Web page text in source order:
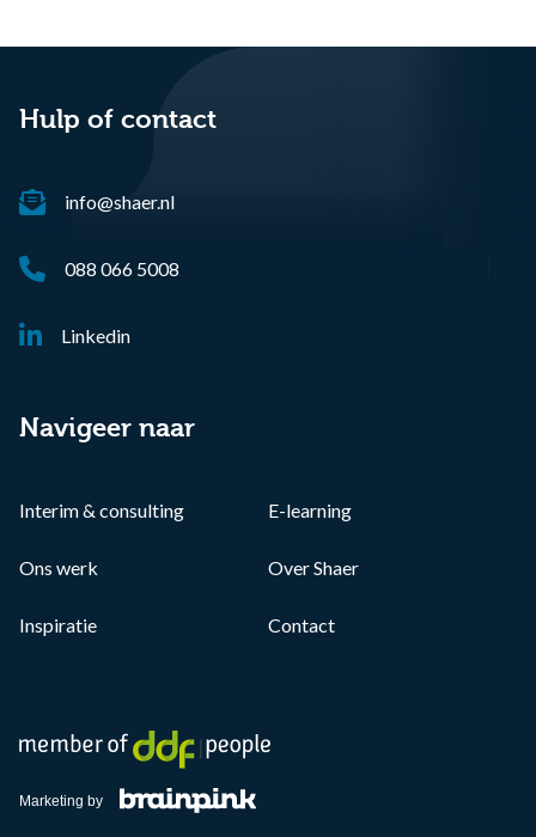
Hulp of contact
info@shaer.nl
088 066 5008
Linkedin
Navigeer naar
Interim & consulting E-learning
Ons werk Over Shaer
Inspiratie Contact